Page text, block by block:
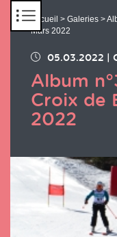
Accueil > Galeries >
Mars 2022
05.03.2022
Album
Croix de
2022
Chargement des images en